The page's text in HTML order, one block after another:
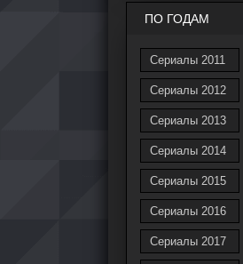
ПО ГОДАМ
Сериалы 2011
Сериалы 2012
Сериалы 2013
Сериалы 2014
Сериалы 2015
Сериалы 2016
Сериалы 2017